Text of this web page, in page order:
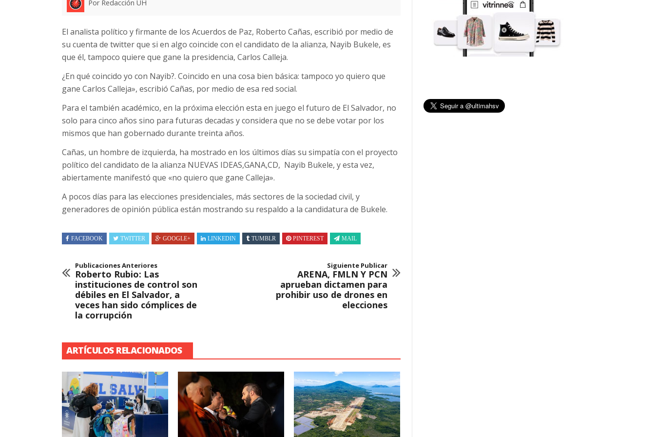
Por Redacción UH
El analista político y firmante de los Acuerdos de Paz, Roberto Cañas, escribió por medio de
su cuenta de twitter que si en algo coincide con el candidato de la alianza, Nayib Bukele, es
que él, tampoco quiere que gane la presidencia, Carlos Calleja.
¿En qué coincido yo con Nayib?. Coincido en una cosa bien básica: tampoco yo quiero que
gane Carlos Calleja», escribió Cañas, por medio de esa red social.
Para el también académico, en la próxima elección esta en juego el futuro de El Salvador, no
solo para cinco años sino para futuras decadas y considera que no se debe votar por los
mismos que han gobernado durante treinta años.
Cañas, un hombre de izquierda, ha mostrado en los últimos días su simpatía con el proyecto
político del candidato de la alianza NUEVAS IDEAS,GANA,CD, Nayib Bukele, y esta vez,
abiertamente manifestó que «no quiero que gane Calleja».
A pocos días para las elecciones presidenciales, más sectores de la sociedad civil, y
generadores de opinión pública están mostrando su respaldo a la candidatura de Bukele.
FACEBOOK TWITTER GOOGLE+ LINKEDIN TUMBLR PINTEREST MAIL
Publicaciones Anteriores
Roberto Rubio: Las
instituciones de control son
débiles en El Salvador, a
veces han sido cómplices de
la corrupción
Siguiente Publicar
ARENA, FMLN Y PCN
aprueban dictamen para
prohibir uso de drones en
elecciones
ARTÍCULOS RELACIONADOS